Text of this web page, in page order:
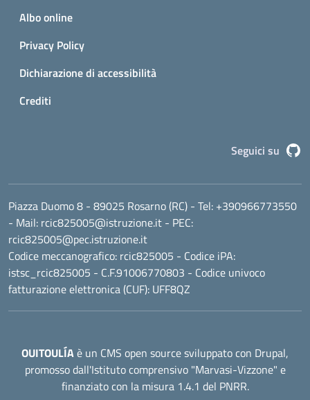
Albo online
Privacy Policy
Dichiarazione di accessibilità
Crediti
Seguici su
Piazza Duomo 8 - 89025 Rosarno (RC) - Tel: +390966773550
- Mail: rcic825005@istruzione.it - PEC:
rcic825005@pec.istruzione.it
Codice meccanografico: rcic825005 - Codice iPA:
istsc_rcic825005 - C.F.91006770803 - Codice univoco
fatturazione elettronica (CUF): UFF8QZ
OUITOULÍAè un CMS open source sviluppato con Drupal,
promosso dall'Istituto comprensivo "Marvasi-Vizzone" e
finanziato con la misura 1.4.1 del PNRR.